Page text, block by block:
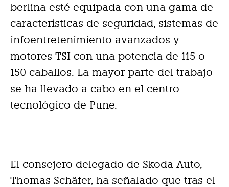
berlina esté equipada con una gama de
características de seguridad, sistemas de
infoentretenimiento avanzados y
motores TSI con una potencia de 115 o
150 caballos. La mayor parte del trabajo
se ha llevado a cabo en el centro
tecnológico de Pune.
El consejero delegado de Skoda Auto,
Thomas Schäfer, ha señalado que tras el